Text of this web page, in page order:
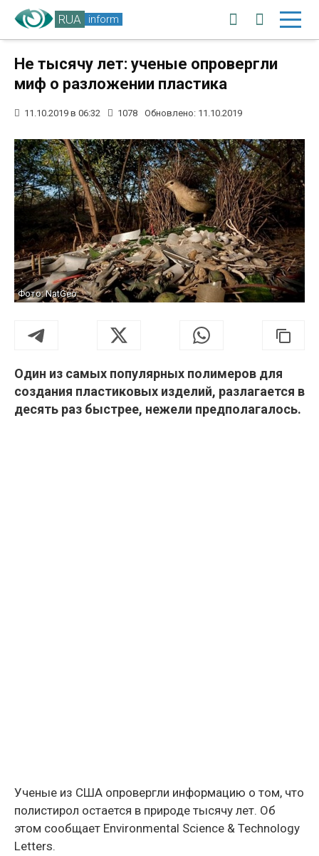
RUA inform
Не тысячу лет: ученые опровергли
миф о разложении пластика
11.10.2019 в 06:32 1078 Обновлено: 11.10.2019
Фото: NatGeo
Один из самых популярных полимеров для
создания пластиковых изделий, разлагается в
десять раз быстрее, нежели предполагалось.
Ученые из США опровергли информацию о том, что
полистирол остается в природе тысячу лет. Об
этом сообщает Environmental Science & Technology
Letters.